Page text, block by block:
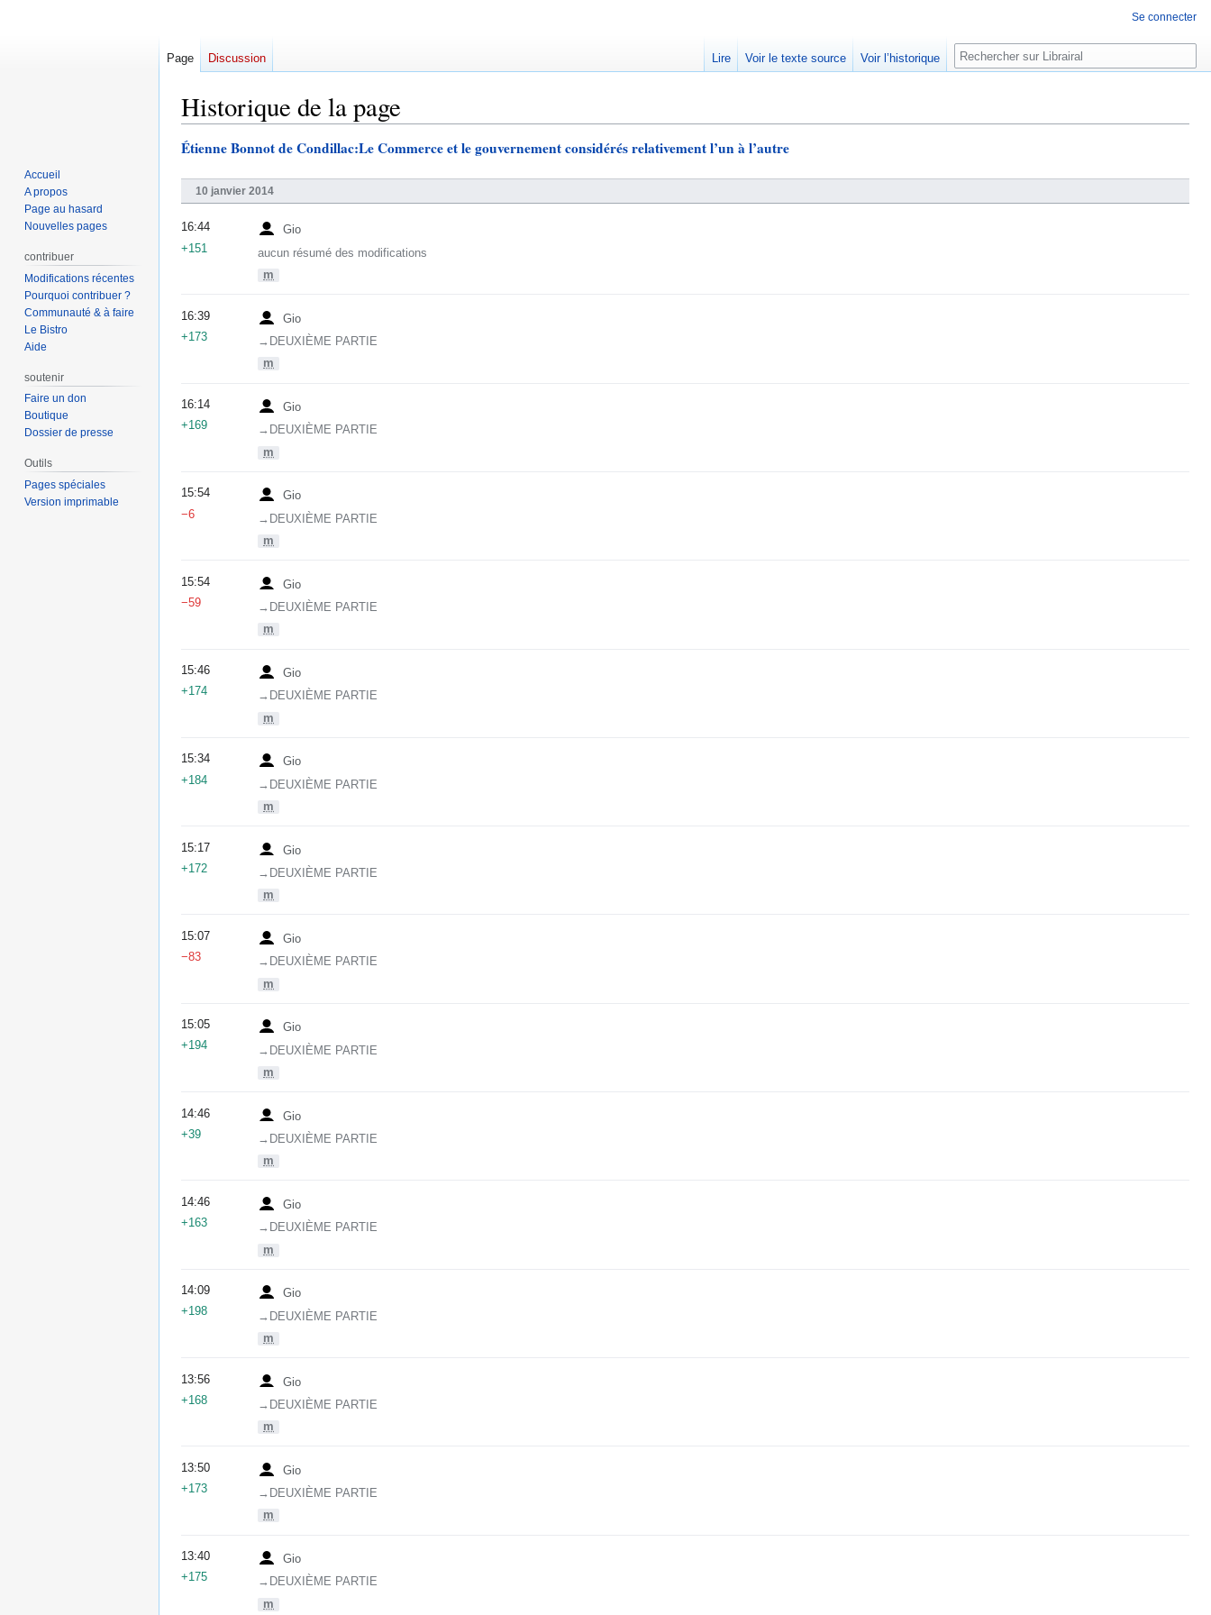
Historique de la page
Aller
navigation
Aller
recherche
Étienne Bonnot de Condillac:Le Commerce et le gouvernement considérés relativement l’un à l’autre
10 janvier 2014
Gio
aucun résumé des modifications
m
16:44
+151
Gio
→‎DEUXIÈME PARTIE
m
16:39
+173
Gio
→‎DEUXIÈME PARTIE
m
16:14
+169
Gio
→‎DEUXIÈME PARTIE
m
15:54
−6
Gio
→‎DEUXIÈME PARTIE
m
15:54
−59
Gio
→‎DEUXIÈME PARTIE
m
15:46
+174
Gio
→‎DEUXIÈME PARTIE
m
15:34
+184
Gio
→‎DEUXIÈME PARTIE
m
15:17
+172
Gio
→‎DEUXIÈME PARTIE
m
15:07
−83
Gio
→‎DEUXIÈME PARTIE
m
15:05
+194
Gio
→‎DEUXIÈME PARTIE
m
14:46
+39
Gio
→‎DEUXIÈME PARTIE
m
14:46
+163
Gio
→‎DEUXIÈME PARTIE
m
14:09
+198
Gio
→‎DEUXIÈME PARTIE
m
13:56
+168
Gio
→‎DEUXIÈME PARTIE
m
13:50
+173
Gio
→‎DEUXIÈME PARTIE
m
13:40
+175
Se connecter
Page Discussion Lire Voir le texte source Voir l’historique Rechercher
Accueil
A propos
Page au hasard
Nouvelles pages
contribuer
Modifications récentes
Pourquoi contribuer ?
Communauté & à faire
Le Bistro
Aide
soutenir
Faire un don
Boutique
Dossier de presse
Outils
Pages spéciales
Version imprimable